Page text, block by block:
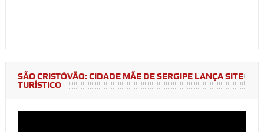
SÃO CRISTÓVÃO: CIDADE MÃE DE SERGIPE LANÇA SITE
TURÍSTICO